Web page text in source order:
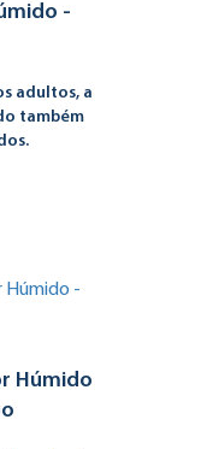
-
adultos, a
também
Húmido